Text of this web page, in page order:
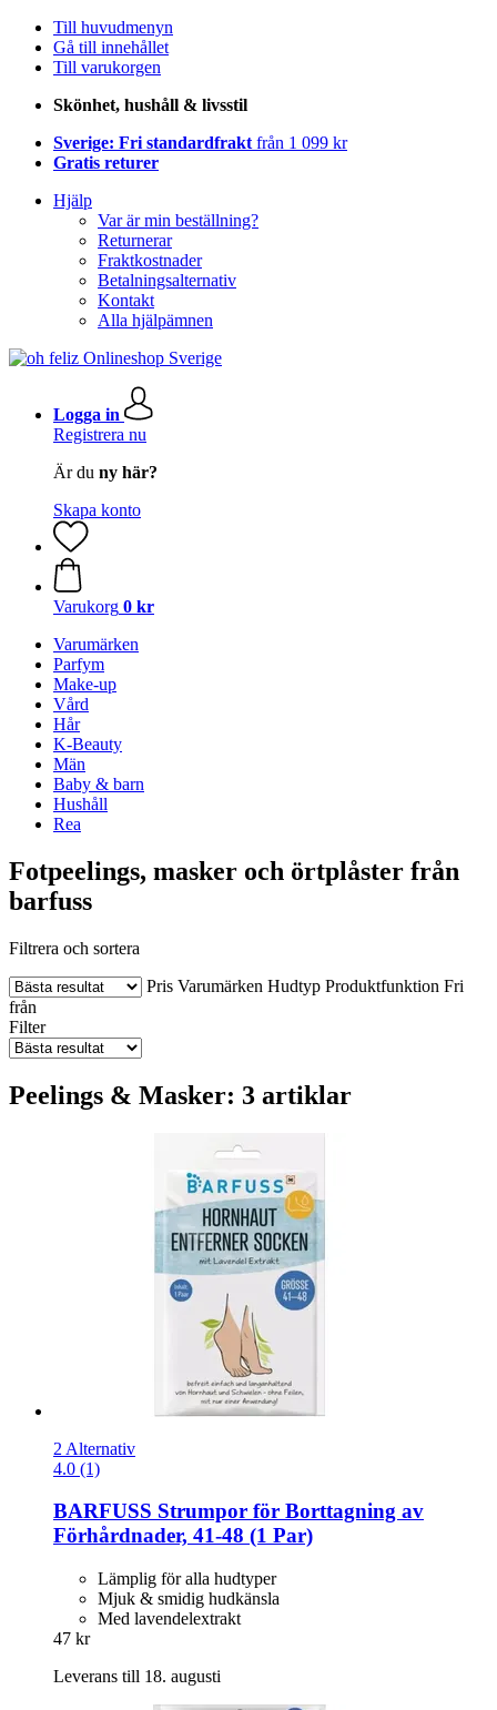
Till huvudmenyn
Gå till innehållet
Till varukorgen
Skönhet, hushåll & livsstil
Sverige: Fri standardfrakt från 1 099 kr
Gratis returer
Hjälp
Var är min beställning?
Returnerar
Fraktkostnader
Betalningsalternativ
Kontakt
Alla hjälpämnen
Logga in
Registrera nu
Är du ny här?
Skapa konto
Varukorg 0 kr
Varumärken
Parfym
Make-up
Vård
Hår
K-Beauty
Män
Baby & barn
Hushåll
Rea
Fotpeelings, masker och örtplåster från
barfuss
Filtrera och sortera
Pris Varumärken Hudtyp Produktfunktion Fri
från
Filter
Peelings & Masker: 3 artiklar
2 Alternativ
4.0 (1)
BARFUSS Strumpor för Borttagning av
Förhårdnader, 41-​48 (1 Par)
Lämplig för alla hudtyper
Mjuk & smidig hudkänsla
Med lavendelextrakt
47 kr
Leverans till 18. augusti